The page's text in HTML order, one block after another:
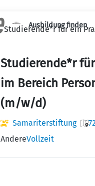
Ausbildung finden
Studierende*r für ein
Studierende*r
im Bereich
(m/w/d)
Samariterstiftung
AndereVollzeit